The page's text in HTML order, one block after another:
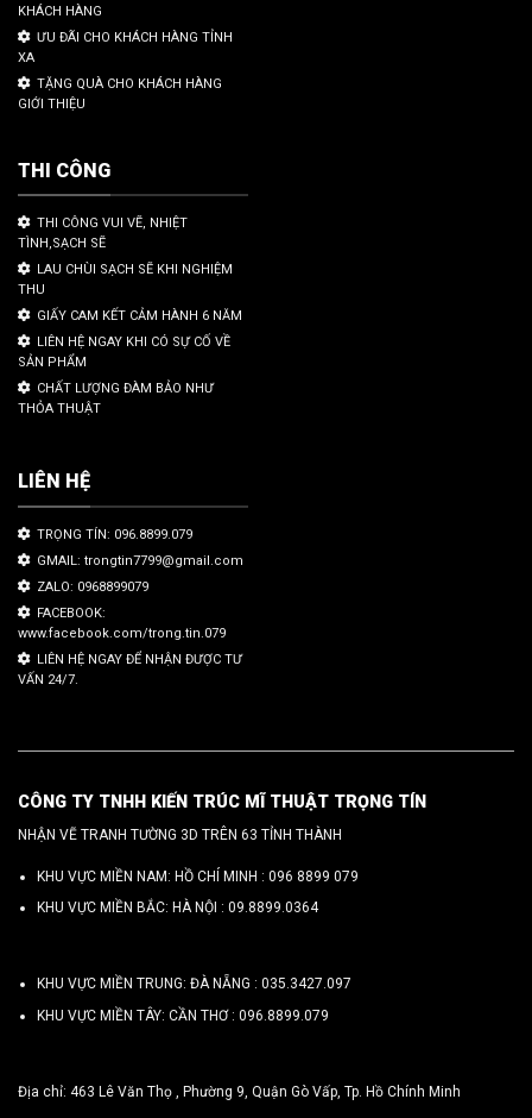
KHÁCH HÀNG
ƯU ĐÃI CHO KHÁCH HÀNG TỈNH
XA
TẶNG QUÀ CHO KHÁCH HÀNG
GIỚI THIỆU
THI CÔNG
THI CÔNG VUI VẼ, NHIỆT
TÌNH,SẠCH SẼ
LAU CHÙI SẠCH SẼ KHI NGHIỆM
THU
GIẤY CAM KẾT CẢM HÀNH 6 NĂM
LIÊN HỆ NGAY KHI CÓ SỰ CỐ VỀ
SẢN PHẨM
CHẤT LƯỢNG ĐÀM BẢO NHƯ
THỎA THUẬT
LIÊN HỆ
TRỌNG TÍN: 096.8899.079
GMAIL: trongtin7799@gmail.com
ZALO: 0968899079
FACEBOOK:
www.facebook.com/trong.tin.079
LIÊN HỆ NGAY ĐỂ NHẬN ĐƯỢC TƯ
VẤN 24/7.
CÔNG TY TNHH KIẾN TRÚC MĨ THUẬT TRỌNG TÍN
NHẬN VẼ TRANH TƯỜNG 3D TRÊN 63 TỈNH THÀNH
KHU VỰC MIỀN NAM: HỒ CHÍ MINH : 096 8899 079
KHU VỰC MIỀN BẮC: HÀ NỘI : 09.8899.0364
KHU VỰC MIỀN TRUNG: ĐÀ NẴNG : 035.3427.097
KHU VỰC MIỀN TÂY: CẦN THƠ : 096.8899.079
Địa chỉ: 463 Lê Văn Thọ , Phường 9, Quận Gò Vấp, Tp. Hồ Chính Minh